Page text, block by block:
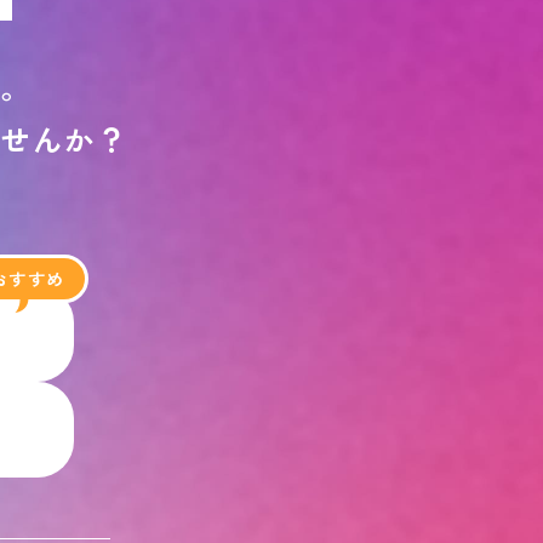
。
せんか ？